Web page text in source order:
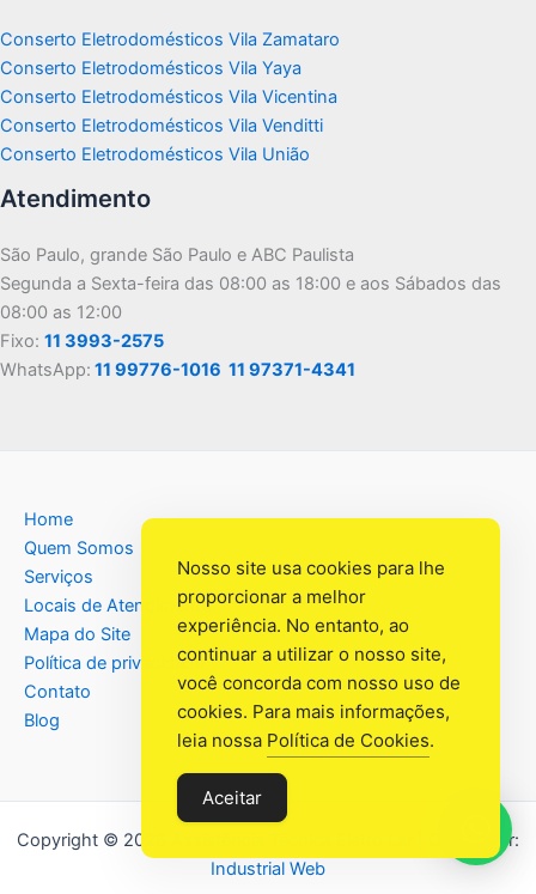
Conserto Eletrodomésticos Vila Zamataro
Conserto Eletrodomésticos Vila Yaya
Conserto Eletrodomésticos Vila Vicentina
Conserto Eletrodomésticos Vila Venditti
Conserto Eletrodomésticos Vila União
Atendimento
São Paulo, grande São Paulo e ABC Paulista
Segunda a Sexta-feira das 08:00 as 18:00 e aos Sábados das
08:00 as 12:00
Fixo: 11 3993-2575
WhatsApp: 11 99776-1016 11 97371-4341
Home
Quem Somos
Serviços
Locais de Atendimento
Mapa do Site
Política de privacidade
Contato
Blog
Copyright © 2026 Assistência Têcnica Eletro Lar | Criado por:
Industrial Web
Nosso site usa cookies para lhe
proporcionar a melhor
experiência. No entanto, ao
continuar a utilizar o nosso site,
você concorda com nosso uso de
cookies. Para mais informações,
leia nossa Política de Cookies.
Aceitar